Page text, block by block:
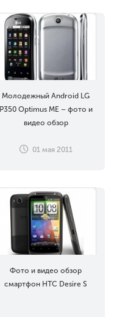
Молодежный Android LG
P350 Optimus ME – фото и
видео обзор
01 мая 2011
Фото и видео обзор
смартфон HTC Desire S